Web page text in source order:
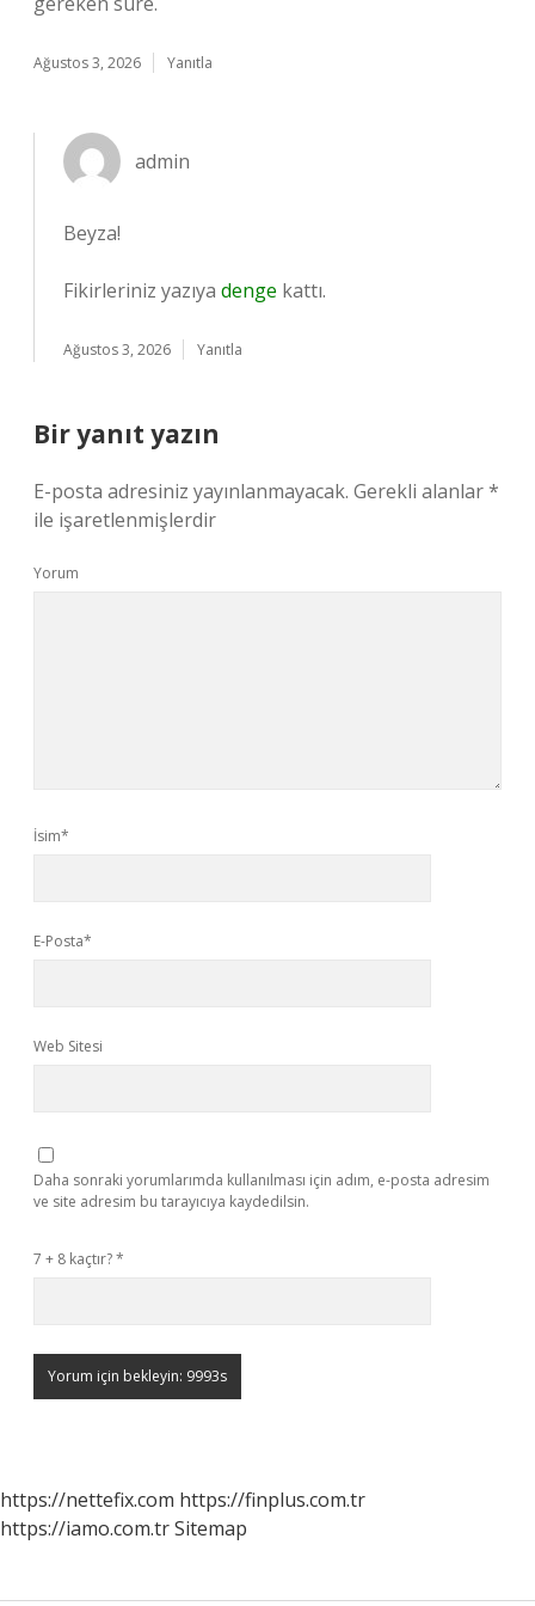
Ağustos 3, 2026 Yanıtla
admin
Beyza!
Fikirleriniz yazıya denge kattı.
Ağustos 3, 2026 Yanıtla
Bir yanıt yazın
E-posta adresiniz yayınlanmayacak. Gerekli alanlar*
ile işaretlenmişlerdir
Yorum
İsim*
E-Posta*
Web Sitesi
Daha sonraki yorumlarımda kullanılması için adım, e-posta adresim
ve site adresim bu tarayıcıya kaydedilsin.
7 + 8 kaçtır?*
https://nettefix.com https://finplus.com.tr
https://iamo.com.trSitemap